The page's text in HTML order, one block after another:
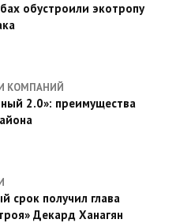
обустроили экотропу
КОМПАНИЙ
2.0»: преимущества
срок получил глава
Декард Ханагян